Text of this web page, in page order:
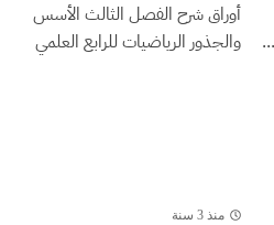
أوراق شرح الفصل الثالث الأسس
والجذور الرياضيات للرابع العلمي
منذ 3 سنة